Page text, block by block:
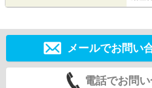
メールでお問い
電話でお問